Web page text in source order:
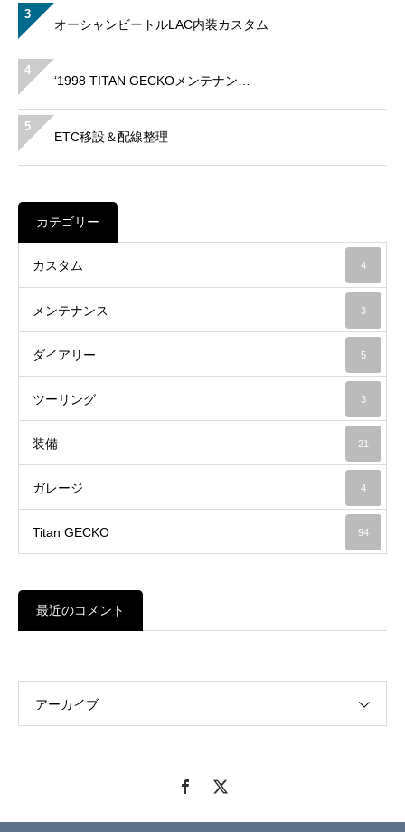
3
オーシャンビートルLAC内装カスタム
4
‘1998 TITAN GECKOメンテナン…
5
ETC移設＆配線整理
カテゴリー
カスタム 4
メンテナンス 3
ダイアリー 5
ツーリング 3
装備 21
ガレージ 4
Titan GECKO 94
最近のコメント
アーカイブ